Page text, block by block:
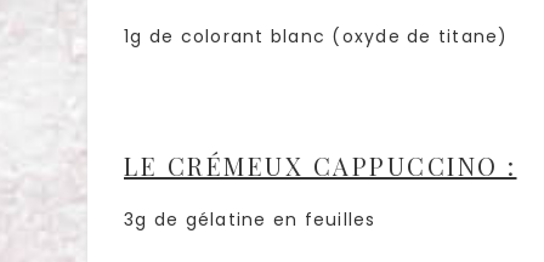
1g de colorant blanc (oxyde de titane)
LE CRÉMEUX CAPPUCCINO :
3g de gélatine en feuilles